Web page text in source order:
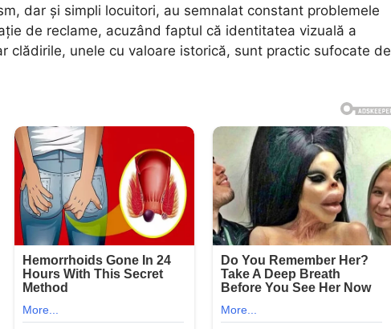
dar și simpli locuitori, au semnalat constant problemele
de reclame, acuzând faptul că identitatea vizuală a
clădirile, unele cu valoare istorică, sunt practic sufocate de